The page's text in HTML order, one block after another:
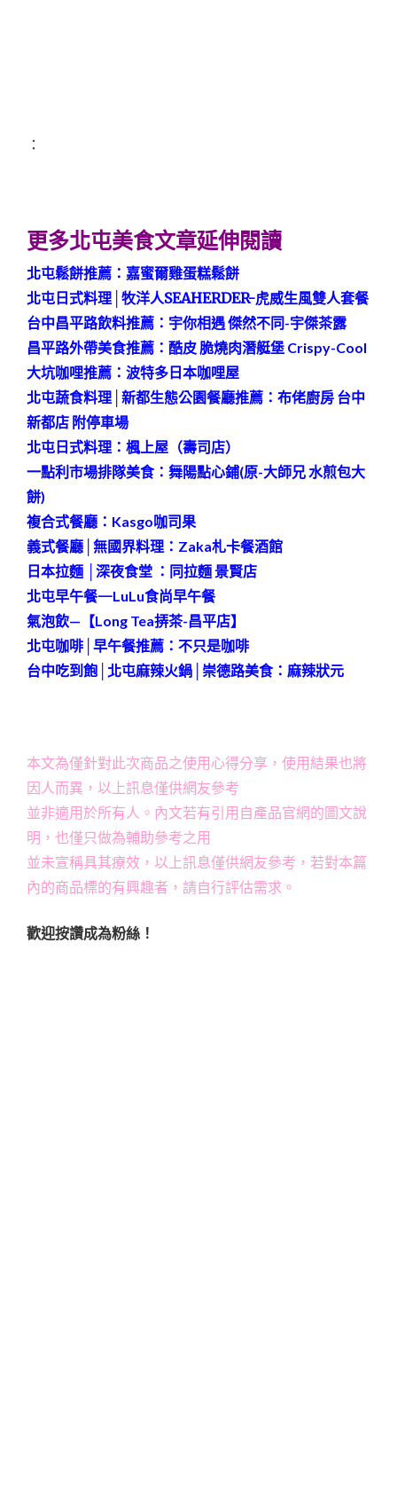
：
更多北屯美食文章延伸閱讀
北屯鬆餅推薦：嘉蜜爾雞蛋糕鬆餅
北屯日式料理│牧洋人SEAHERDER-虎威生風雙人套餐
台中昌平路飲料推薦：宇你相遇 傑然不同-宇傑茶露
昌平路外帶美食推薦：酷皮 脆燒肉潛艇堡 Crispy-Cool
大坑咖哩推薦：波特多日本咖哩屋
北屯蔬食料理│新都生態公園餐廳推薦：布佬廚房 台中
新都店 附停車場
北屯日式料理：楓上屋（壽司店）
一點利市場排隊美食：舞陽點心鋪(原-大師兄 水煎包大
餅)
複合式餐廳：Kasgo咖司果
義式餐廳│無國界料理：Zaka札卡餐酒館
日本拉麵 │深夜食堂 ：同拉麵 景賢店
北屯早午餐—LuLu食尚早午餐
氣泡飲—【Long Tea挵茶-昌平店】
北屯咖啡│早午餐推薦：不只是咖啡
台中吃到飽│北屯麻辣火鍋│崇德路美食：麻辣狀元
本文為僅針對此次商品之使用心得分享，使用結果也將
因人而異，以上訊息僅供網友參考
並非適用於所有人。內文若有引用自產品官網的圖文說
明，也僅只做為輔助參考之用
並未宣稱具其療效，以上訊息僅供網友參考，若對本篇
內的商品標的有興趣者，請自行評估需求。
歡迎按讚成為粉絲！